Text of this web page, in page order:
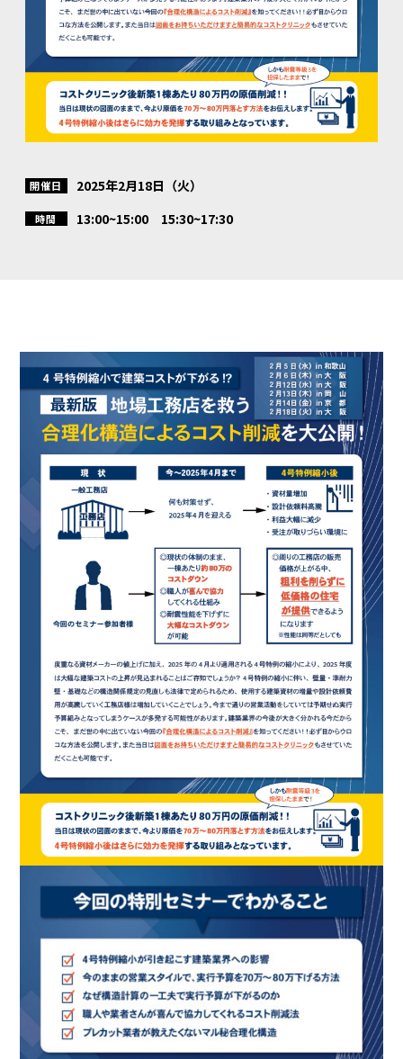
開催日 2025年2月18日（火）
時間 13:00~15:00 15:30~17:30